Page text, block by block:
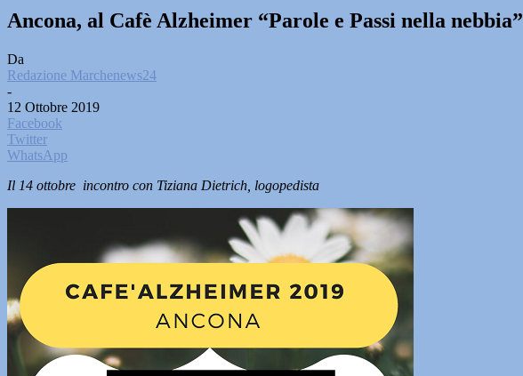
Ancona, al Cafè Alzheimer “Parole e Passi nella nebbia”
Da
Redazione Marchenews24
-
12 Ottobre 2019
Facebook
Twitter
WhatsApp
Il 14 ottobre incontro con Tiziana Dietrich, logopedista